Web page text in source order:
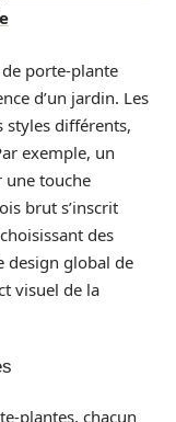
porte-plante
d’un jardin. Les
styles différents,
exemple, un
une touche
brut s’inscrit
des
design global de
visuel de la
plantes, chacun